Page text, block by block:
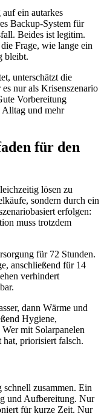
ein autarkes
Backup-System für
Beides ist legitim.
Frage, wie lange ein
bleibt.
unterschätzt die
nur als Krisenszenario
Vorbereitung
Alltag und mehr
für den
lösen zu
sondern durch ein
erfolgen:
muss trotzdem
für 72 Stunden.
anschließend für 14
verhindert
dann Wärme und
Hygiene,
mit Solarpanelen
hat, priorisiert falsch.
zusammen. Ein
und Aufbereitung. Nur
für kurze Zeit. Nur